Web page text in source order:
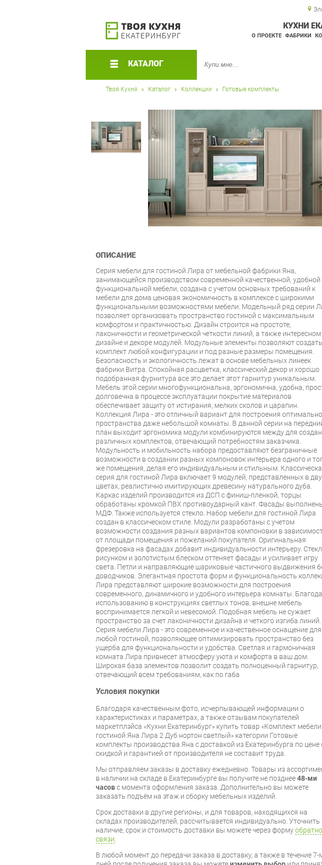
КУХНИ
О ПРОЕКТЕ ФАБРИКИ
КАТАЛОГ
Твоя Кухня Каталог Коллекции Готовые комплекты
ОПИСАНИЕ
Серия мебели для гостиной Лира от мебельной фабрики Яна,
занимающейся производством современной качественной, удобной
функциональной мебели, создана с учетом основных требований к
мебели для дома ценовая экономичность в комплексе с широкими
функциональными возможностями мебели. Модельный ряд серии
позволяет организовать пространство гостиной с максимальным
комфортом и практичностью. Дизайн строится на простоте,
лаконичности и геометрической четкости линий, а также интересном
дизайне и декоре модулей. Модульные элементы позволяют создать
комплект любой конфигурации и под разные размеры помещения.
Безопасность и экологичность лежат в основе мебельных линеек
фабрики Витра. Спокойная расцветка, классический декор и хорошо
подобранная фурнитура все это делает этот гарнитур уникальным.
Мебель этой серии многофункциональна, эргономична, удобна,
долговечна в процессе эксплуатации покрытие материалов
обеспечивает защиту от истирания, мелких сколов и царапин.
Коллекция Лира - это отличный вариант для построения
пространства даже небольшой комнаты. В данной серии на
план выходит эргономика модули комбинируются между для
различных комплектов, отвечающий потребностям заказчика.
Модульность и мобильность набора предоставляют безграничные
возможности в создании разных компоновок интерьера одного и
же помещения, делая его индивидуальным и стильным.
серия для гостиной Лира включает 9 модулей, представленных в
цветах, реалистично имитирующих древесину натурального дуба.
Каркас изделий производится из ДСП с финиш-пленкой, торцы
обработаны кромкой ПВХ противоударный кант. Фасады
МДФ. Также используется стекло. Набор мебели для гостиной Лира
создан в классическом стиле. Модули разработаны с учетом
возможности создания разных вариантов компоновки в
от площади помещения и пожеланий покупателя. Оригинальная
фрезеровка на фасадах добавит индивидуальности интерьеру.
рисунком и золотистым блеском оттеняет фасады и усиливает игру
света. Петли и направляющие шариковые частичного выдвижения
доводчиков. Элегантная простота форм и функциональность
Лира представляют широкие возможности для построения
современного, динамичного и удобного интерьера комнаты.
использованию в конструкциях светлых тонов, внешне мебель
воспринимается легкой и невесомой. Подобная мебель не сужает
пространство за счет лаконичности дизайна и четкого изгиба линий.
Серия мебели Лира - это современное и качественное оснащение для
любой гостиной, позволяющее оптимизировать пространство без
ущерба для функциональности и удобства. Светлая и гармоничная
комната Лира привнесет атмосферу уюта и комфорта в ваш дом.
Широкая база элементов позволит создать полноценный гарнитур,
отвечающий всем требованиям, как по габа
Условия покупки
Благодаря качественным фото, исчерпывающей информации о
характеристиках и параметрах, а также отзывам покупателей
маркетплэйса «Кухни Екатеринбург» купить товар «Комплект
гостиной Яна Лира 2 Дуб нортон светлый» категории Готовые
комплекты производства Яна с доставкой из Екатеринбурга по цене
скидкой и гарантией от производителя не составит труда.
Мы отправляем заказы в доставку ежедневно. Товары из
в наличии на складе в Екатеринбурге вы получите не позднее48-ми
часовс момента оформления заказа. Дополнительно вы можете
заказать подъём на этаж и сборку мебельных изделий.
Срок доставки в другие регионы, и для товаров, находящихся на
складах производителей, рассчитывается индивидуально. Уточнить
наличие, срок и стоимость доставки вы можете через форму
связи.
В любой момент до передачи заказа в доставку, а также в течение 7-